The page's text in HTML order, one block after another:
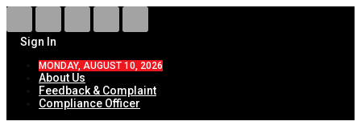
Sign In
MONDAY, AUGUST 10, 2026
About Us
Feedback & Complaint
Compliance Officer